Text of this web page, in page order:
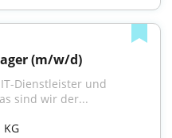
(m/w/d)
Dienstleister und
sind wir der...